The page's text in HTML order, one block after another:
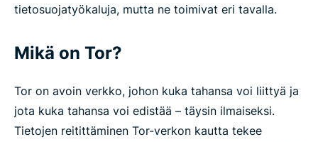
tietosuojatyökaluja, mutta ne toimivat eri tavalla.
Mikä on Tor?
Tor on avoin verkko, johon kuka tahansa voi liittyä ja
jota kuka tahansa voi edistää – täysin ilmaiseksi.
Tietojen reitittäminen Tor-verkon kautta tekee